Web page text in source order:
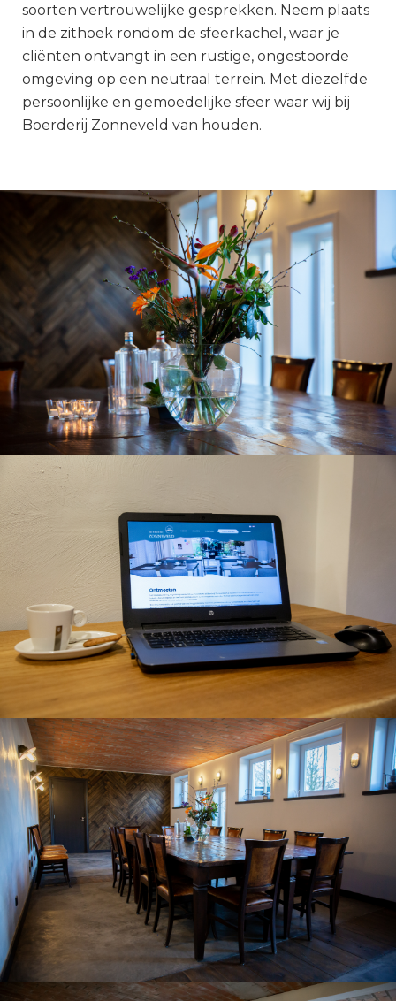
soorten vertrouwelijke gesprekken. Neem plaats
in de zithoek rondom de sfeerkachel, waar je
cliënten ontvangt in een rustige, ongestoorde
omgeving op een neutraal terrein. Met diezelfde
persoonlijke en gemoedelijke sfeer waar wij bij
Boerderij Zonneveld van houden.